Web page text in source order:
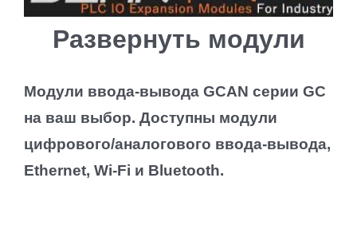
Развернуть модули
Модули ввода-вывода GCAN серии GC
на ваш выбор. Доступны модули
цифрового/аналогового ввода-вывода,
Ethernet, Wi-Fi и Bluetooth.